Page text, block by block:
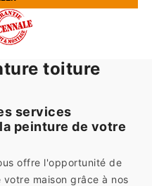
toiture
services
peinture de votre
offre l'opportunité de
maison grâce à nos